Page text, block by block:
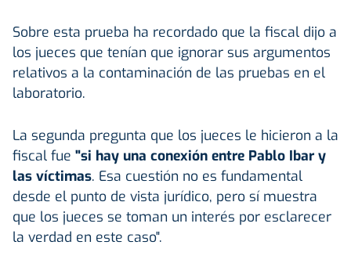
Sobre esta prueba ha recordado que la fiscal dijo a
los jueces que tenían que ignorar sus argumentos
relativos a la contaminación de las pruebas en el
laboratorio.
La segunda pregunta que los jueces le hicieron a la
fiscal fue "si hay una conexión entre Pablo Ibar y
las víctimas. Esa cuestión no es fundamental
desde el punto de vista jurídico, pero sí muestra
que los jueces se toman un interés por esclarecer
la verdad en este caso".